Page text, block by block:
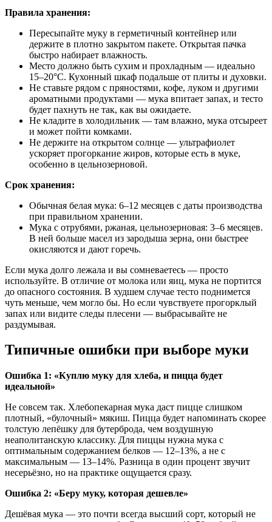
Правила хранения:
Пересыпайте муку в герметичный контейнер или
держите в плотно закрытом пакете. Открытая пачка
быстро набирает влажность.
Место должно быть сухим и прохладным — идеально
15–20°C. Кухонный шкаф подальше от плиты и духовки.
Не ставьте рядом с пряностями, кофе, луком и другими
ароматными продуктами — мука впитает запах, и тесто
будет пахнуть не так, как вы ожидаете.
Не кладите в холодильник — там влажно, мука отсыреет
и может пойти комками.
Не держите на открытом солнце — ультрафиолет
ускоряет прогоркание жиров, которые есть в муке,
особенно в цельнозерновой.
Срок хранения:
Обычная белая мука: 6–12 месяцев с даты производства
при правильном хранении.
Мука с отрубями, ржаная, цельнозерновая: 3–6 месяцев.
В ней больше масел из зародыша зерна, они быстрее
окисляются и дают горечь.
Если мука долго лежала и вы сомневаетесь — просто
используйте. В отличие от молока или яиц, мука не портится
до опасного состояния. В худшем случае тесто поднимется
чуть меньше, чем могло бы. Но если чувствуете прогорклый
запах или видите следы плесени — выбрасывайте не
раздумывая.
Типичные ошибки при выборе муки
Ошибка 1: «Куплю муку для хлеба, и пицца будет
идеальной»
Не совсем так. Хлебопекарная мука даст пицце слишком
плотный, «булочный» мякиш. Пицца будет напоминать скорее
толстую лепёшку для бутерброда, чем воздушную
неаполитанскую классику. Для пиццы нужна мука с
оптимальным содержанием белков — 12–13%, а не с
максимальным — 13–14%. Разница в один процент звучит
несерьёзно, но на практике ощущается сразу.
Ошибка 2: «Беру муку, которая дешевле»
Дешёвая мука — это почти всегда высший сорт, который не